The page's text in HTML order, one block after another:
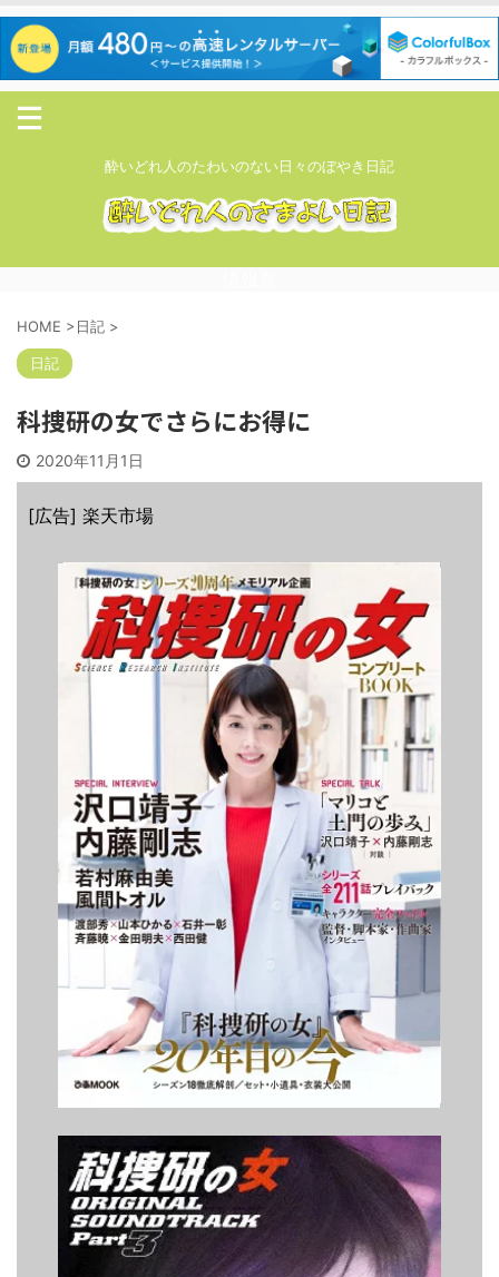
酔いどれ人のたわいのない日々のぼやき日記
HOME >日記 >
日記
科捜研の女でさらにお得に
2020年11月1日
[広告] 楽天市場